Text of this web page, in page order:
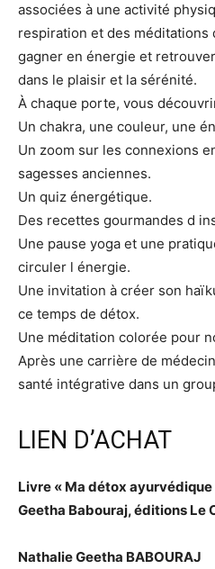
associées à une activité
respiration et des
gagner en énergie et
dans le plaisir et la sérénité.
À chaque porte, vous
Un chakra, une couleur, une
Un zoom sur les connexions
sagesses anciennes.
Un quiz énergétique.
Des recettes gourmandes d
Une pause yoga et une
circuler l énergie.
Une invitation à créer son
ce temps de détox.
Une méditation colorée pour
Après une carrière de
santé intégrative dans un
LIEN D’ACHAT
Livre « Ma détox
Geetha Babouraj, éditions Le
Nathalie Geetha BABOURAJ